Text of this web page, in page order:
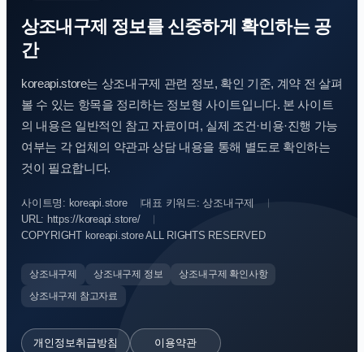
상조내구제 정보를 신중하게 확인하는 공
간
koreapi.store는 상조내구제 관련 정보, 확인 기준, 계약 전 살펴
볼 수 있는 항목을 정리하는 정보형 사이트입니다. 본 사이트
의 내용은 일반적인 참고 자료이며, 실제 조건·비용·진행 가능
여부는 각 업체의 약관과 상담 내용을 통해 별도로 확인하는
것이 필요합니다.
사이트명: koreapi.store
대표 키워드: 상조내구제
URL: https://koreapi.store/
COPYRIGHT koreapi.store ALL RIGHTS RESERVED
상조내구제 상조내구제 정보
상조내구제 확인사항
상조내구제 참고자료
개인정보취급방침 이용약관